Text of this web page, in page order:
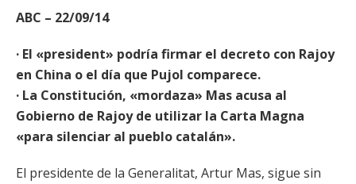
ABC – 22/09/14
· El «president» podría firmar el decreto con Rajoy
en China o el día que Pujol comparece.
· La Constitución, «mordaza» Mas acusa al
Gobierno de Rajoy de utilizar la Carta Magna
«para silenciar al pueblo catalán».
El presidente de la Generalitat, Artur Mas, sigue sin